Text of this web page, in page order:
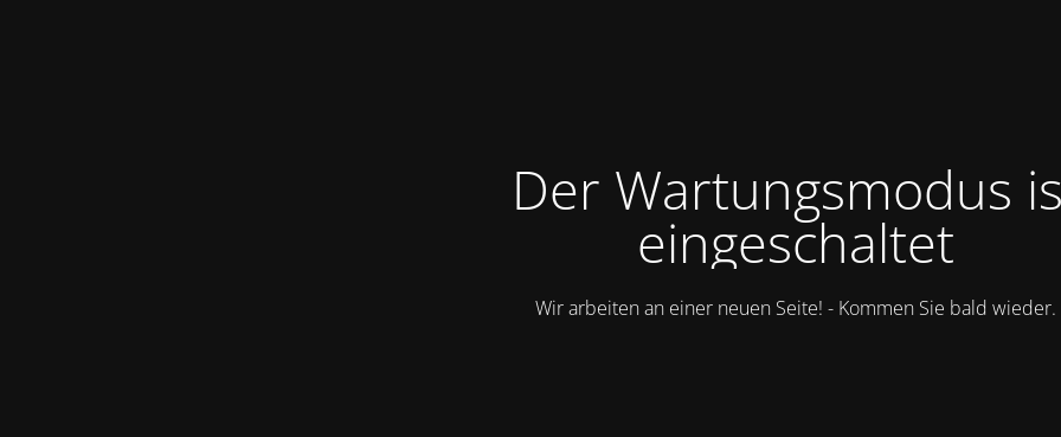
Der Wartungsmodus
eingeschaltet
Wir arbeiten an einer neuen Seite! - Kommen Sie bald wieder.